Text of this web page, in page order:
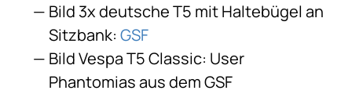
Bild 3x deutsche T5 mit Haltebügel an
Sitzbank:GSF
Bild Vespa T5 Classic: User
Phantomias aus dem GSF